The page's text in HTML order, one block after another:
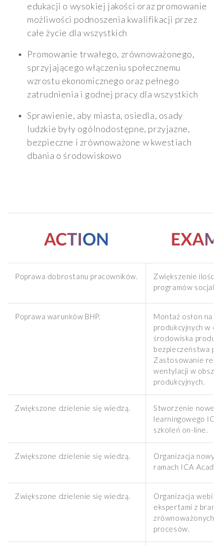
edukacji o wysokiej jakości oraz promowanie
możliwości podnoszenia kwalifikacji przez
całe życie dla wszystkich
Promowanie trwałego, zrównoważonego,
sprzyjającego włączeniu społecznemu
wzrostu ekonomicznego oraz pełnego
zatrudnienia i godnej pracy dla wszystkich
Sprawienie, aby miasta, osiedla, osady
ludzkie były ogólnodostępne, przyjazne,
bezpieczne i zrównoważone w kwestiach
dbania o środowiskowo
Poprawa dobrostanu pracowników.
Zwiększenie ilości
programów
Poprawa warunków BHP.
Montaż osłon na
produkcyjnych w
środowiska
bezpieczeństwa
Zastosowanie
wentylacji w
produkcyjnych.
Zwiększone dzielenie się wiedzą.
Stworzenie
learningowego
szkoleń on-line.
Zwiększone dzielenie się wiedzą.
Organizacja
ramach ICA
Zwiększone dzielenie się wiedzą.
Organizacja
ekspertami z
zrównoważonych
procesów.